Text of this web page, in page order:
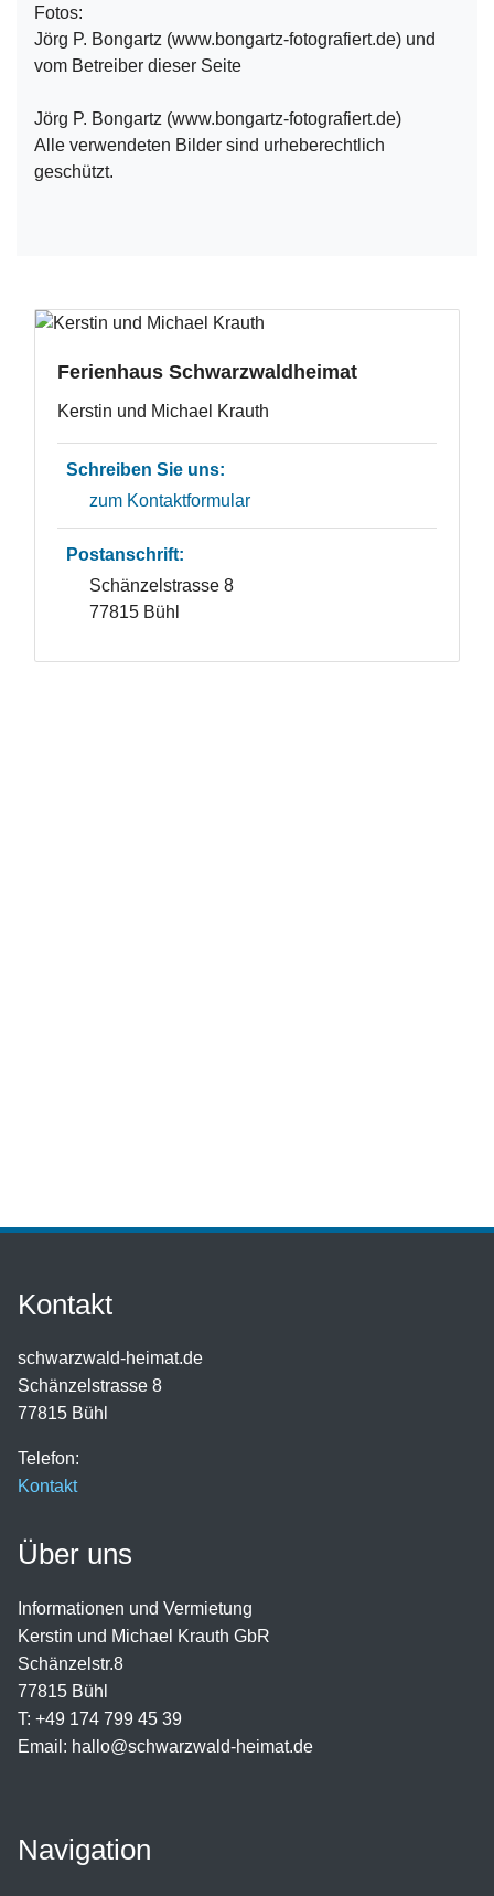
Fotos:
Jörg P. Bongartz (www.bongartz-fotografiert.de) und
vom Betreiber dieser Seite
Jörg P. Bongartz (www.bongartz-fotografiert.de)
Alle verwendeten Bilder sind urheberechtlich
geschützt.
Ferienhaus Schwarzwaldheimat
Kerstin und Michael Krauth
Schreiben Sie uns:
zum Kontaktformular
Postanschrift:
Schänzelstrasse 8
77815 Bühl
Kontakt
schwarzwald-heimat.de
Schänzelstrasse 8
77815 Bühl
Telefon:
Kontakt
Über uns
Informationen und Vermietung
Kerstin und Michael Krauth GbR
Schänzelstr.8
77815 Bühl
T: +49 174 799 45 39
Email: hallo@schwarzwald-heimat.de
Navigation